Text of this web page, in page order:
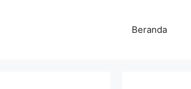
Beranda